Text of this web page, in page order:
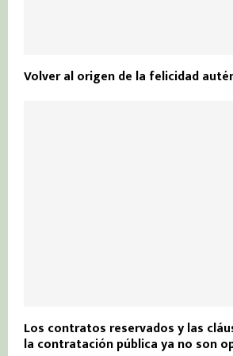
Volver al origen de la felicidad
Los contratos reservados y las
la contratación pública ya no son